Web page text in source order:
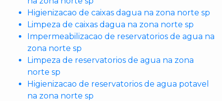
Higienizacao de caixas dagua na zona norte sp
Limpeza de caixas dagua na zona norte sp
Impermeabilizacao de reservatorios de agua na
zona norte sp
Limpeza de reservatorios de agua na zona
norte sp
Higienizacao de reservatorios de agua potavel
na zona norte sp